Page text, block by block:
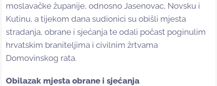
moslavačke županije, odnosno Jasenovac, Novsku i
Kutinu, a tijekom dana sudionici su obišli mjesta
stradanja, obrane i sjećanja te odali počast poginulim
hrvatskim braniteljima i civilnim žrtvama
Domovinskog rata.
Obilazak mjesta obrane i sjećanja